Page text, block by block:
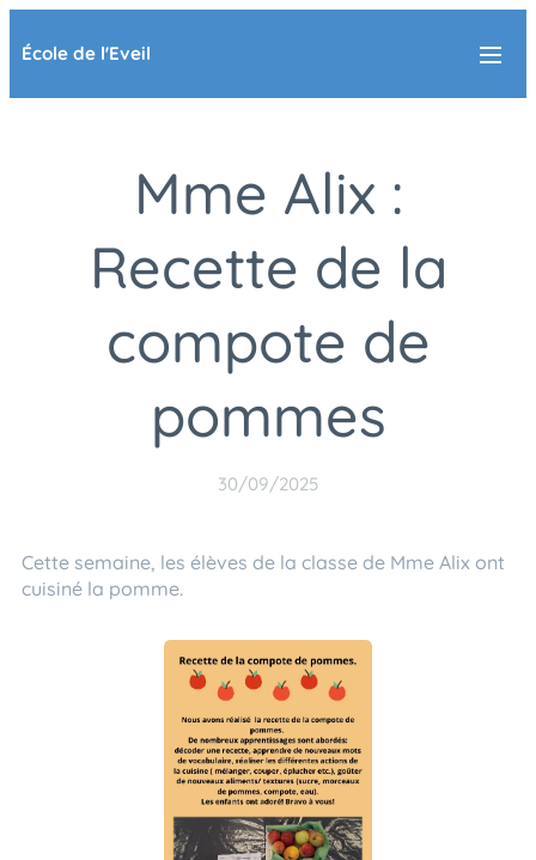
École de l'Eveil
Mme Alix :
Recette de la
compote de
pommes
30/09/2025
Cette semaine, les élèves de la classe de Mme Alix ont
cuisiné la pomme.